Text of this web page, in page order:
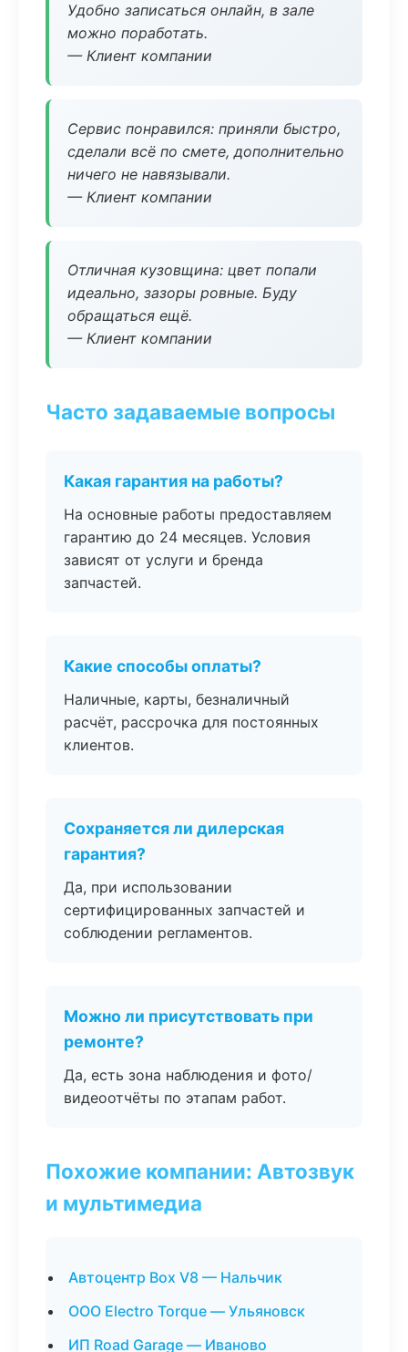
Удобно записаться онлайн, в зале
можно поработать.
— Клиент компании
Сервис понравился: приняли быстро,
сделали всё по смете, дополнительно
ничего не навязывали.
— Клиент компании
Отличная кузовщина: цвет попали
идеально, зазоры ровные. Буду
обращаться ещё.
— Клиент компании
Часто задаваемые вопросы
Какая гарантия на работы?
На основные работы предоставляем
гарантию до 24 месяцев. Условия
зависят от услуги и бренда
запчастей.
Какие способы оплаты?
Наличные, карты, безналичный
расчёт, рассрочка для постоянных
клиентов.
Сохраняется ли дилерская
гарантия?
Да, при использовании
сертифицированных запчастей и
соблюдении регламентов.
Можно ли присутствовать при
ремонте?
Да, есть зона наблюдения и фото/
видеоотчёты по этапам работ.
Похожие компании: Автозвук
и мультимедиа
Автоцентр Box V8 — Нальчик
ООО Electro Torque — Ульяновск
ИП Road Garage — Иваново